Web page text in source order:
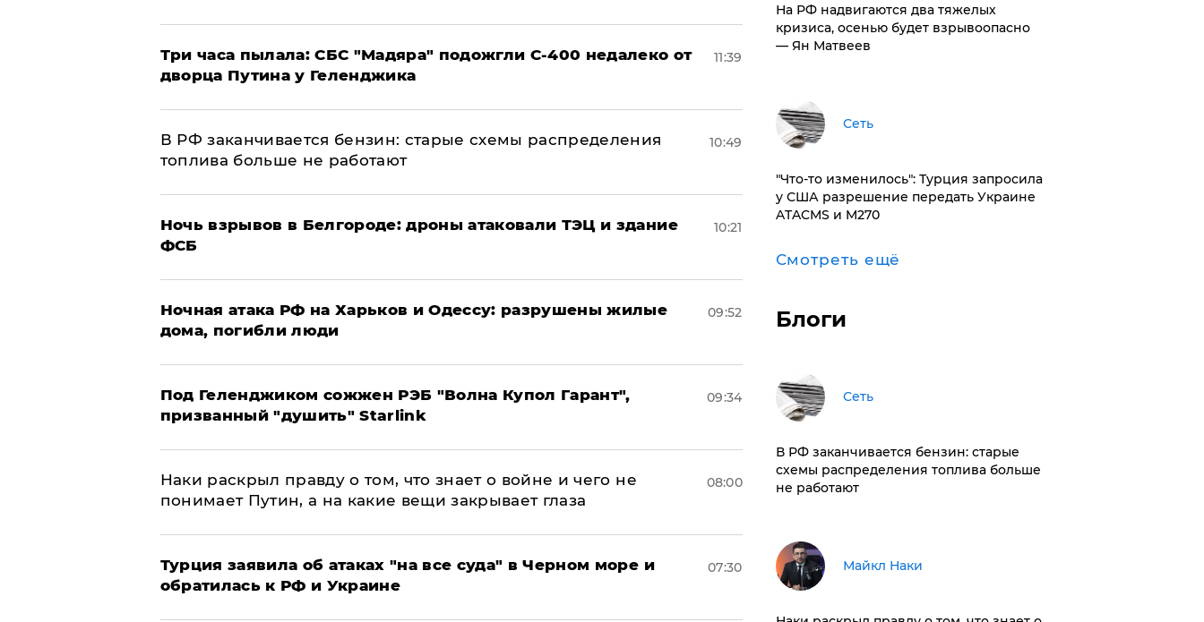
Три часа пылала: СБС "Мадяра" подожгли С-400 недалеко от
дворца Путина у Геленджика
11:39
​В РФ заканчивается бензин: старые схемы распределения
топлива больше не работают
10:49
​Ночь взрывов в Белгороде: дроны атаковали ТЭЦ и здание
ФСБ
10:21
​Ночная атака РФ на Харьков и Одессу: разрушены жилые
дома, погибли люди
09:52
Под Геленджиком сожжен РЭБ "Волна Купол Гарант",
призванный "душить" Starlink
09:34
Наки раскрыл правду о том, что знает о войне и чего не
понимает Путин, а на какие вещи закрывает глаза
08:00
Турция заявила об атаках "на все суда" в Черном море и
обратилась к РФ и Украине
07:30
На РФ надвигаются два тяжелых
кризиса, осенью будет взрывоопасно
— Ян Матвеев
Сеть
​"Что-то изменилось": Турция запросила
у США разрешение передать Украине
ATACMS и M270
Смотреть ещё
Блоги
Сеть
​В РФ заканчивается бензин: старые
схемы распределения топлива больше
не работают
Майкл Наки